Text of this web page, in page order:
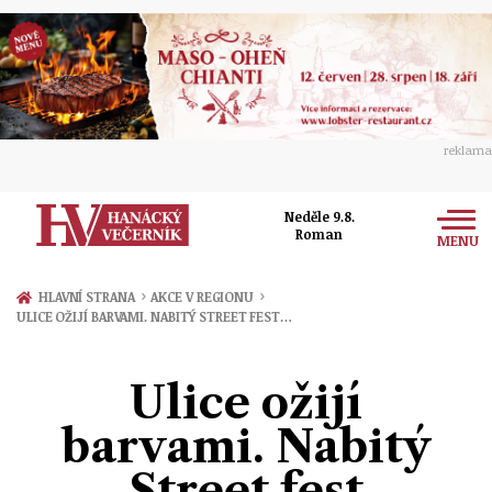
reklama
Neděle 9.8.
Roman
MENU
Zprávy
Přerov
Ekonomika
Hudba
Společnost
HLAVNÍ STRANA › AKCE V REGIONU ›
ULICE OŽIJÍ BARVAMI. NABITÝ STREET FEST…
Ulice ožijí
barvami. Nabitý